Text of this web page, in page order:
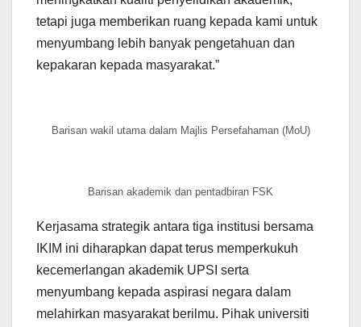
tetapi juga memberikan ruang kepada kami untuk
menyumbang lebih banyak pengetahuan dan
kepakaran kepada masyarakat.”
Barisan wakil utama dalam Majlis Persefahaman (MoU)
Barisan akademik dan pentadbiran FSK
Kerjasama strategik antara tiga institusi bersama
IKIM ini diharapkan dapat terus memperkukuh
kecemerlangan akademik UPSI serta
menyumbang kepada aspirasi negara dalam
melahirkan masyarakat berilmu. Pihak universiti